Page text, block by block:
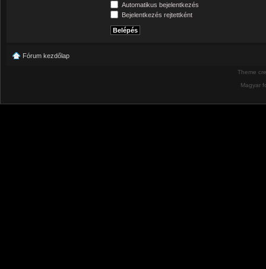
Automatikus bejelentkezés
Bejelentkezés rejtettként
Fórum kezdőlap
Theme
Magyar